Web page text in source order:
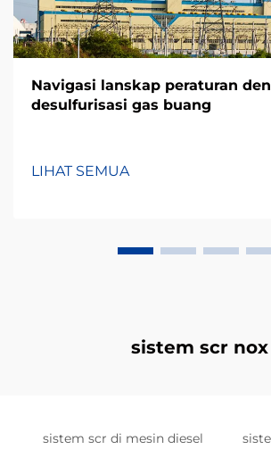
Navigasi lanskap peraturan
desulfurisasi gas buang
LIHAT SEMUA
sistem scr nox
sistem scr di mesin diesel